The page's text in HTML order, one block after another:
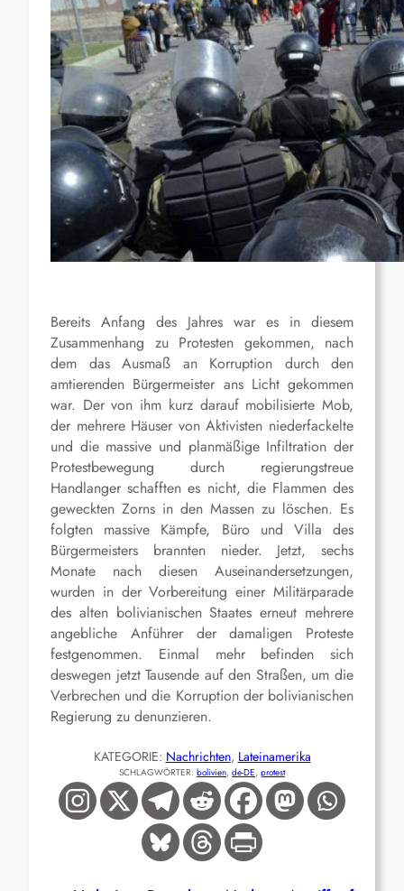
Bereits Anfang des Jahres war es in diesem
Zusammenhang zu Protesten gekommen, nach
dem das Ausmaß an Korruption durch den
amtierenden Bürgermeister ans Licht gekommen
war. Der von ihm kurz darauf mobilisierte Mob,
der mehrere Häuser von Aktivisten niederfackelte
und die massive und planmäßige Infiltration der
Protestbewegung durch regierungstreue
Handlanger schafften es nicht, die Flammen des
geweckten Zorns in den Massen zu löschen. Es
folgten massive Kämpfe, Büro und Villa des
Bürgermeisters brannten nieder. Jetzt, sechs
Monate nach diesen Auseinandersetzungen,
wurden in der Vorbereitung einer Militärparade
des alten bolivianischen Staates erneut mehrere
angebliche Anführer der damaligen Proteste
festgenommen. Einmal mehr befinden sich
deswegen jetzt Tausende auf den Straßen, um die
Verbrechen und die Korruption der bolivianischen
Regierung zu denunzieren.
KATEGORIE: Nachrichten, Lateinamerika
SCHLAGWÖRTER: bolivien, de-DE, protest